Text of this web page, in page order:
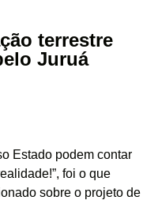
terrestre
Juruá
Estado podem contar
foi o que
sobre o projeto de